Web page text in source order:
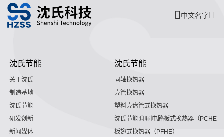
中文名字
沈氏节能
关于沈氏
制造基地
沈氏节能
研发创新
新闻媒体
沈氏节能
同轴换热器
壳管换热器
塑料壳盘管式换热器
沈氏节能:印刷电路板式换热器（PCHE）
板翅式换热器（PFHE）